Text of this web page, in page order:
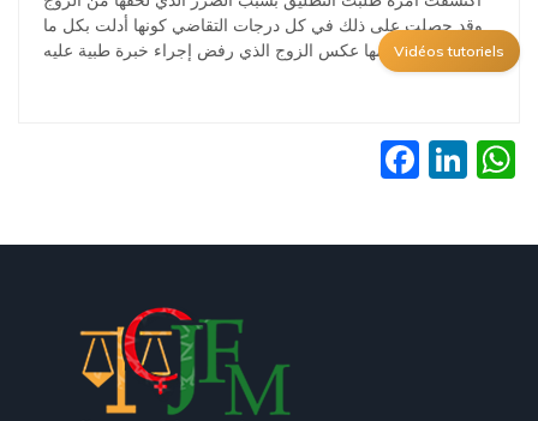
Vidéos tutoriels
وقد حصلت على ذلك في كل درجات التقاضي كونها أدلت بكل ما
يثبت صحة كلامها عكس الزوج الذي رفض إجراء خبرة طبية عليه